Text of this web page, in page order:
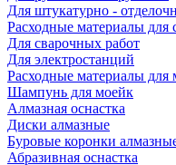
Для штукатурно -
Расходные материалы для
Для сварочных работ
Для электростанций
Расходные материалы для
Шампунь для моейк
Алмазная оснастка
Диски алмазные
Буровые коронки
Абразивная оснастка